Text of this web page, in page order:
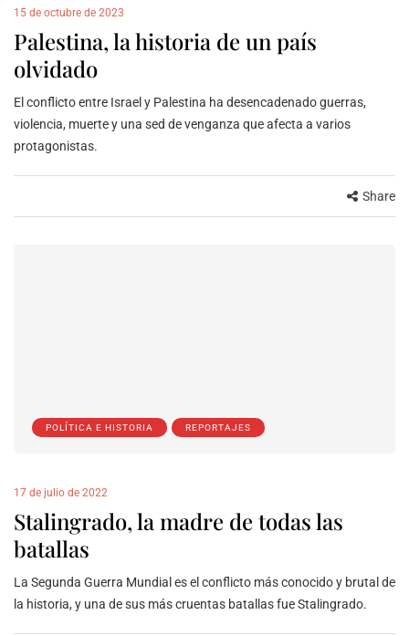
15 de octubre de 2023
Palestina, la historia de un país
olvidado
El conflicto entre Israel y Palestina ha desencadenado guerras,
violencia, muerte y una sed de venganza que afecta a varios
protagonistas.
Share
POLÍTICA E HISTORIA REPORTAJES
17 de julio de 2022
Stalingrado, la madre de todas las
batallas
La Segunda Guerra Mundial es el conflicto más conocido y brutal de
la historia, y una de sus más cruentas batallas fue Stalingrado.